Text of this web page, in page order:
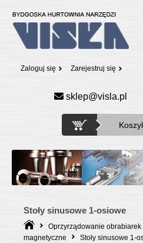
Zarejestruj się
Zaloguj się
sklep@visla.pl
Stoły sinusowe 1-osiowe
Oprzyrządowanie obrabiarek
magnetyczne
Stoły sinusowe 1-